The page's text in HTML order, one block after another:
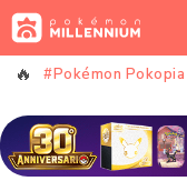
Vai
al
contenuto#Pokémon Pokopia